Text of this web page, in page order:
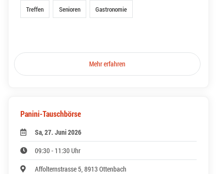
Treffen Senioren Gastronomie
Mehr erfahren
Panini-Tauschbörse
Sa, 27. Juni 2026
09:30 - 11:30 Uhr
Affolternstrasse 5, 8913 Ottenbach